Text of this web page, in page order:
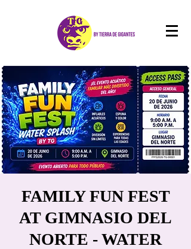
FAMILY FUN FEST
AT GIMNASIO DEL
NORTE - WATER